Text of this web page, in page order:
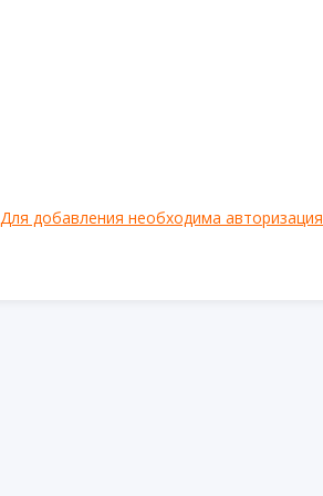
Для добавления необходима авторизация